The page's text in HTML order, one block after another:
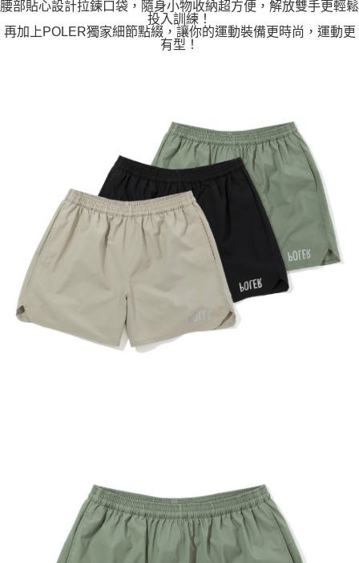
每筆NT$80，滿NT$799(含以上)免運費
腰部貼心設計拉鍊口袋，隨身小物收納超方便，解放雙手更輕鬆
投入訓練！
再加上POLER獨家細節點綴，讓你的運動裝備更時尚，運動更
有型！